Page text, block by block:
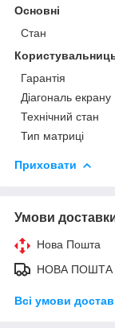
Основні
Стан
Гарантія
Діагональ екрану
Технічний стан
Тип матриці
Приховати
Умови
Нова Пошта
НОВА ПОШТА
Всі умови